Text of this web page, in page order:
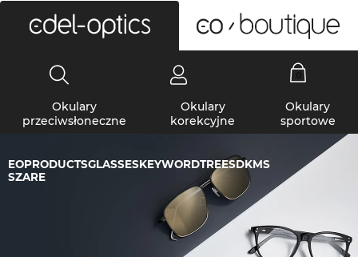
Okulary
przeciwsłoneczne
Okulary
korekcyjne
Okulary
sportowe
EOPRODUCTSGLASSESKEYWORDTREESDKMS
SZARE